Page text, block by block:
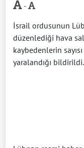
-
İsrail ordusunun
düzenlediği hava
kaybedenlerin
yaralandığı bildirildi.